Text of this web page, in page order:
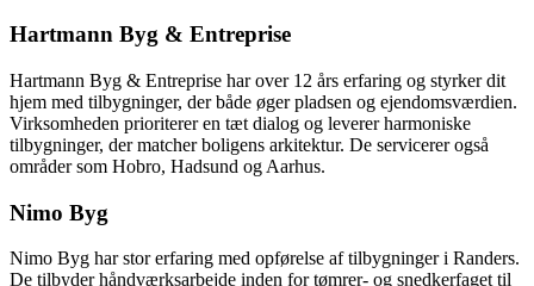
Hartmann Byg & Entreprise
Hartmann Byg & Entreprise har over 12 års erfaring og styrker dit
hjem med tilbygninger, der både øger pladsen og ejendomsværdien.
Virksomheden prioriterer en tæt dialog og leverer harmoniske
tilbygninger, der matcher boligens arkitektur. De servicerer også
områder som Hobro, Hadsund og Aarhus.
Nimo Byg
Nimo Byg har stor erfaring med opførelse af tilbygninger i Randers.
De tilbyder håndværksarbejde inden for tømrer- og snedkerfaget til